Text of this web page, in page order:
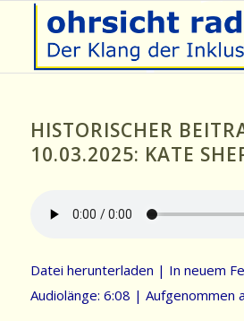
HISTORISCHER
10.03.2025: KATE
Datei herunterladen | In neuem
Audiolänge: 6:08 | Aufgenommen